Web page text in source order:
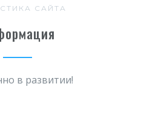
САЙТА
в развитии!